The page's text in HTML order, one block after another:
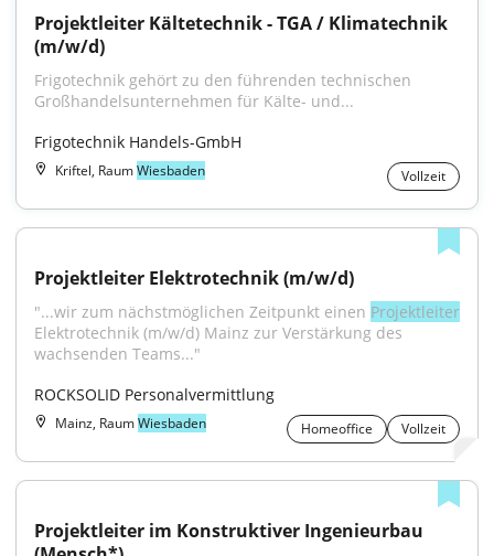
Projektleiter Kältetechnik - TGA / Klimatechnik
(m/w/d)
Frigotechnik gehört zu den führenden technischen
Großhandelsunternehmen für Kälte- und...
Frigotechnik Handels-GmbH
Kriftel, RaumWiesbaden Vollzeit
Projektleiter Elektrotechnik (m/w/d)
"...wir zum nächstmöglichen Zeitpunkt einen Projektleiter
Elektrotechnik (m/w/d) Mainz zur Verstärkung des
wachsenden Teams..."
ROCKSOLID Personalvermittlung
Mainz, RaumWiesbaden Homeoffice Vollzeit
Projektleiter im Konstruktiver Ingenieurbau